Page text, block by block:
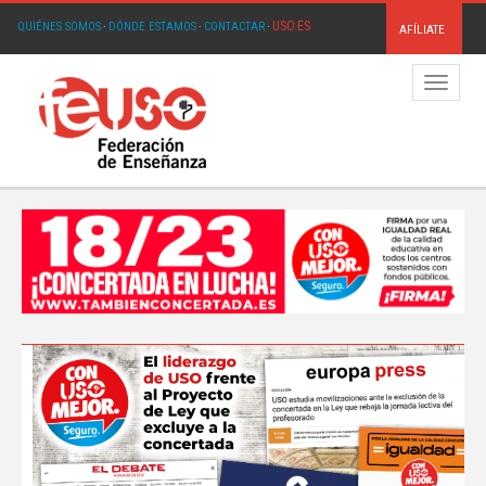
QUIÉNES SOMOS· DÓNDE ESTAMOS· CONTACTAR· USO.ES AFÍLIATE
Menú